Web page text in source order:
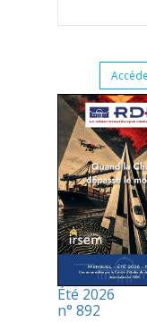
Été 2026
n° 892